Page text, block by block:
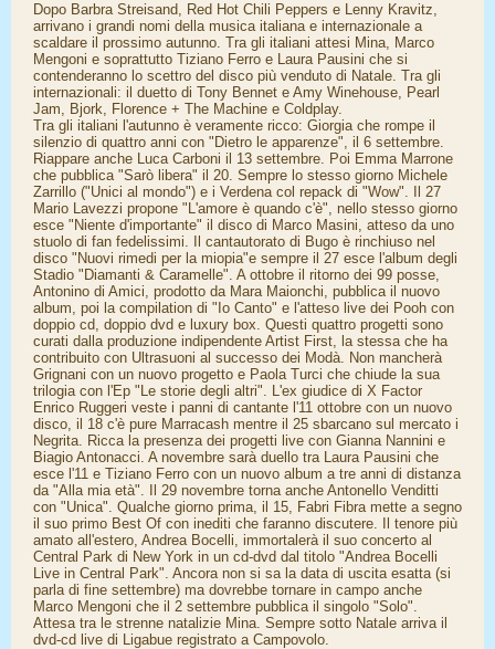
Dopo Barbra Streisand, Red Hot Chili Peppers e Lenny Kravitz,
arrivano i grandi nomi della musica italiana e internazionale a
scaldare il prossimo autunno. Tra gli italiani attesi Mina, Marco
Mengoni e soprattutto Tiziano Ferro e Laura Pausini che si
contenderanno lo scettro del disco più venduto di Natale. Tra gli
internazionali: il duetto di Tony Bennet e Amy Winehouse, Pearl
Jam, Bjork, Florence + The Machine e Coldplay.
Tra gli italiani l'autunno è veramente ricco: Giorgia che rompe il
silenzio di quattro anni con "Dietro le apparenze", il 6 settembre.
Riappare anche Luca Carboni il 13 settembre. Poi Emma Marrone
che pubblica "Sarò libera" il 20. Sempre lo stesso giorno Michele
Zarrillo ("Unici al mondo") e i Verdena col repack di "Wow". Il 27
Mario Lavezzi propone "L'amore è quando c'è", nello stesso giorno
esce "Niente d'importante" il disco di Marco Masini, atteso da uno
stuolo di fan fedelissimi. Il cantautorato di Bugo è rinchiuso nel
disco "Nuovi rimedi per la miopia"e sempre il 27 esce l'album degli
Stadio "Diamanti & Caramelle". A ottobre il ritorno dei 99 posse,
Antonino di Amici, prodotto da Mara Maionchi, pubblica il nuovo
album, poi la compilation di "Io Canto" e l'atteso live dei Pooh con
doppio cd, doppio dvd e luxury box. Questi quattro progetti sono
curati dalla produzione indipendente Artist First, la stessa che ha
contribuito con Ultrasuoni al successo dei Modà. Non mancherà
Grignani con un nuovo progetto e Paola Turci che chiude la sua
trilogia con l'Ep "Le storie degli altri". L'ex giudice di X Factor
Enrico Ruggeri veste i panni di cantante l'11 ottobre con un nuovo
disco, il 18 c'è pure Marracash mentre il 25 sbarcano sul mercato i
Negrita. Ricca la presenza dei progetti live con Gianna Nannini e
Biagio Antonacci. A novembre sarà duello tra Laura Pausini che
esce l'11 e Tiziano Ferro con un nuovo album a tre anni di distanza
da "Alla mia età". Il 29 novembre torna anche Antonello Venditti
con "Unica". Qualche giorno prima, il 15, Fabri Fibra mette a segno
il suo primo Best Of con inediti che faranno discutere. Il tenore più
amato all'estero, Andrea Bocelli, immortalerà il suo concerto al
Central Park di New York in un cd-dvd dal titolo "Andrea Bocelli
Live in Central Park". Ancora non si sa la data di uscita esatta (si
parla di fine settembre) ma dovrebbe tornare in campo anche
Marco Mengoni che il 2 settembre pubblica il singolo "Solo".
Attesa tra le strenne natalizie Mina. Sempre sotto Natale arriva il
dvd-cd live di Ligabue registrato a Campovolo.